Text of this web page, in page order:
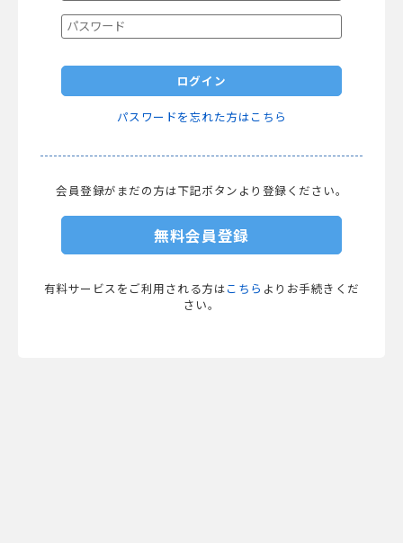
ログイン
パスワードを忘れた方はこちら
会員登録がまだの方は下記ボタンより登録ください。
無料会員登録
有料サービスをご利用される方は こちら よりお手続きくだ
さい。